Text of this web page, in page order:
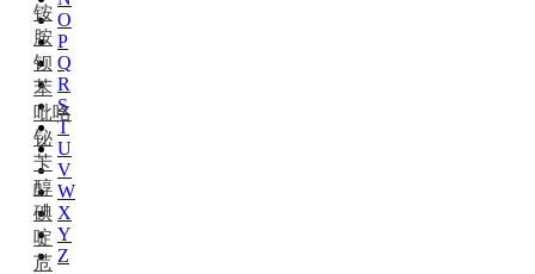
O
P
Q
R
S
T
U
V
W
X
Y
Z
铵
胺
钡
苯
吡咯
铋
苄
醇
碘
啶
苊